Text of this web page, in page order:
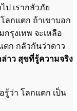
เรากลัวภัย
ลกแตก ถ้าเขาบอก
รุงเทพ จะเหลือ
ตก กลัวกันว่าดาว
าว สุขที่รู้ความจริง
รู้ว่า โลกแตก เป็น